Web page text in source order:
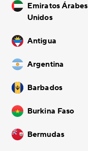
Emiratos Árabes
Unidos
Antigua
Argentina
Barbados
Burkina Faso
Bermudas